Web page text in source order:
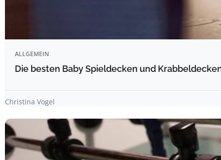
ALLGEMEIN
Die besten Baby Spieldecken und
Christina Vogel